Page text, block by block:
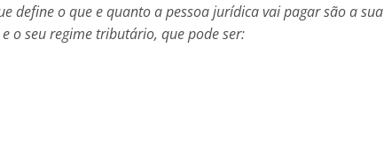
define o que e quanto a pessoa jurídica vai pagar são a sua
o seu regime tributário, que pode ser: